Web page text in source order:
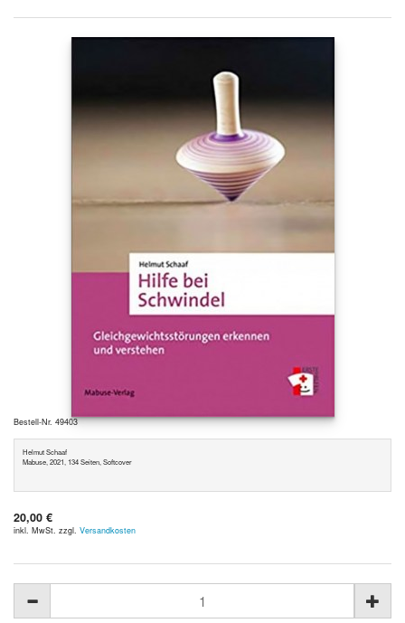
Bestell-Nr. 49403
Helmut Schaaf
Mabuse, 2021, 134 Seiten, Softcover
20,00 €
inkl. MwSt. zzgl. Versandkosten